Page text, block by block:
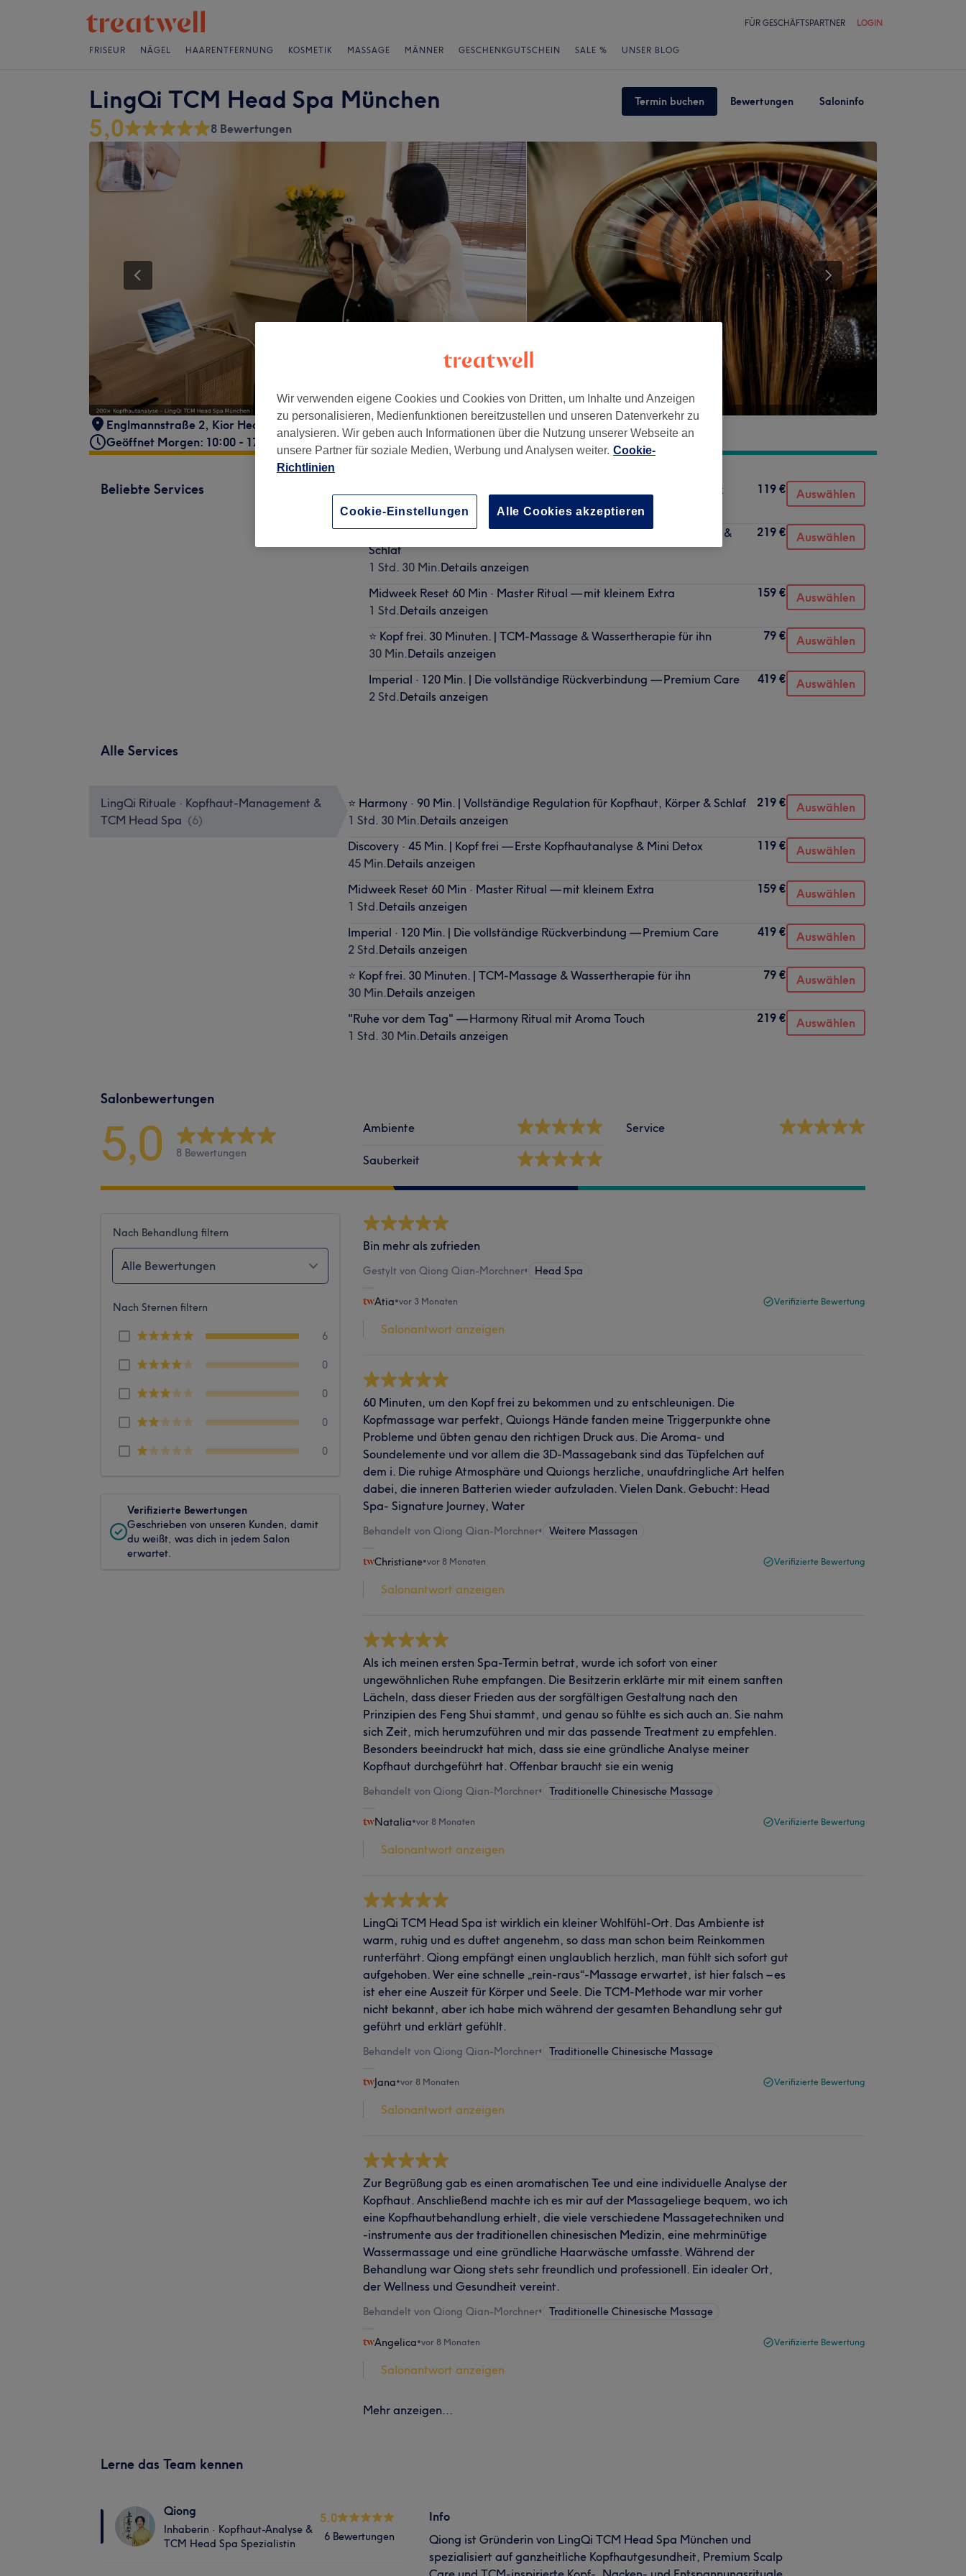
FÜR GESCHÄFTSPARTNER LOGIN
FRISEUR NÄGEL HAARENTFERNUNG KOSMETIK MASSAGE MÄNNER GESCHENKGUTSCHEIN SALE % UNSER BLOG
LingQi TCM Head Spa München Termin buchen Bewertungen Saloninfo
5,0 8 Bewertungen
Englmannstraße 2, Kior Health Center, Raum 12, München, 81673
Geöffnet Morgen: 10:00 - 17:00
Beliebte Services
Discovery · 45 Min. | Kopf frei — Erste Kopfhautanalyse & Mini Detox
45 Min.Details anzeigen
119 € Auswählen
⭐ Harmony · 90 Min. | Vollständige Regulation für Kopfhaut, Körper &
Schlaf
1 Std. 30 Min.Details anzeigen
219 € Auswählen
Midweek Reset 60 Min · Master Ritual — mit kleinem Extra
1 Std.Details anzeigen
159 € Auswählen
⭐ Kopf frei. 30 Minuten. | TCM-Massage & Wassertherapie für ihn
30 Min.Details anzeigen
79 € Auswählen
Imperial · 120 Min. | Die vollständige Rückverbindung — Premium Care
2 Std.Details anzeigen
419 € Auswählen
Alle Services
LingQi Rituale · Kopfhaut-Management &
TCM Head Spa (6)
⭐ Harmony · 90 Min. | Vollständige Regulation für Kopfhaut, Körper & Schlaf
1 Std. 30 Min.Details anzeigen
219 € Auswählen
Discovery · 45 Min. | Kopf frei — Erste Kopfhautanalyse & Mini Detox
45 Min.Details anzeigen
119 € Auswählen
Midweek Reset 60 Min · Master Ritual — mit kleinem Extra
1 Std.Details anzeigen
159 € Auswählen
Imperial · 120 Min. | Die vollständige Rückverbindung — Premium Care
2 Std.Details anzeigen
419 € Auswählen
⭐ Kopf frei. 30 Minuten. | TCM-Massage & Wassertherapie für ihn
30 Min.Details anzeigen
79 € Auswählen
"Ruhe vor dem Tag" — Harmony Ritual mit Aroma Touch
1 Std. 30 Min.Details anzeigen
219 € Auswählen
Salonbewertungen
5,0 8 Bewertungen
Ambiente
Sauberkeit
Service
Nach Behandlung filtern
Alle Bewertungen
Nach Sternen filtern
6
0
0
0
0
Verifizierte Bewertungen
Geschrieben von unseren Kunden, damit
du weißt, was dich in jedem Salon
erwartet.
Bin mehr als zufrieden
Gestylt von Qiong Qian-Morchner• Head Spa
Atia•vor 3 Monaten Verifizierte Bewertung
Salonantwort anzeigen
60 Minuten, um den Kopf frei zu bekommen und zu entschleunigen. Die
Kopfmassage war perfekt, Quiongs Hände fanden meine Triggerpunkte ohne
Probleme und übten genau den richtigen Druck aus. Die Aroma- und
Soundelemente und vor allem die 3D-Massagebank sind das Tüpfelchen auf
dem i. Die ruhige Atmosphäre und Quiongs herzliche, unaufdringliche Art helfen
dabei, die inneren Batterien wieder aufzuladen. Vielen Dank. Gebucht: Head
Spa- Signature Journey, Water
Behandelt von Qiong Qian-Morchner• Weitere Massagen
Christiane•vor 8 Monaten Verifizierte Bewertung
Salonantwort anzeigen
Als ich meinen ersten Spa-Termin betrat, wurde ich sofort von einer
ungewöhnlichen Ruhe empfangen. Die Besitzerin erklärte mir mit einem sanften
Lächeln, dass dieser Frieden aus der sorgfältigen Gestaltung nach den
Prinzipien des Feng Shui stammt, und genau so fühlte es sich auch an. Sie nahm
sich Zeit, mich herumzuführen und mir das passende Treatment zu empfehlen.
Besonders beeindruckt hat mich, dass sie eine gründliche Analyse meiner
Kopfhaut durchgeführt hat. Offenbar braucht sie ein wenig
Behandelt von Qiong Qian-Morchner• Traditionelle Chinesische Massage
Natalia•vor 8 Monaten Verifizierte Bewertung
Salonantwort anzeigen
LingQi TCM Head Spa ist wirklich ein kleiner Wohlfühl-Ort. Das Ambiente ist
warm, ruhig und es duftet angenehm, so dass man schon beim Reinkommen
runterfährt. Qiong empfängt einen unglaublich herzlich, man fühlt sich sofort gut
aufgehoben. Wer eine schnelle „rein-raus“-Massage erwartet, ist hier falsch – es
ist eher eine Auszeit für Körper und Seele. Die TCM-Methode war mir vorher
nicht bekannt, aber ich habe mich während der gesamten Behandlung sehr gut
geführt und erklärt gefühlt.
Behandelt von Qiong Qian-Morchner• Traditionelle Chinesische Massage
Jana•vor 8 Monaten Verifizierte Bewertung
Salonantwort anzeigen
Zur Begrüßung gab es einen aromatischen Tee und eine individuelle Analyse der
Kopfhaut. Anschließend machte ich es mir auf der Massageliege bequem, wo ich
eine Kopfhautbehandlung erhielt, die viele verschiedene Massagetechniken und
-instrumente aus der traditionellen chinesischen Medizin, eine mehrminütige
Wassermassage und eine gründliche Haarwäsche umfasste. Während der
Behandlung war Qiong stets sehr freundlich und professionell. Ein idealer Ort,
der Wellness und Gesundheit vereint.
Behandelt von Qiong Qian-Morchner• Traditionelle Chinesische Massage
Angelica•vor 8 Monaten Verifizierte Bewertung
Salonantwort anzeigen
Mehr anzeigen...
Lerne das Team kennen
Qiong
Inhaberin · Kopfhaut-Analyse &
TCM Head Spa Spezialistin
5.0
6 Bewertungen
Info
Qiong ist Gründerin von LingQi TCM Head Spa München und
spezialisiert auf ganzheitliche Kopfhautgesundheit, Premium Scalp
Wir verwenden eigene Cookies und Cookies von Dritten, um Inhalte und Anzeigen
zu personalisieren, Medienfunktionen bereitzustellen und unseren Datenverkehr zu
analysieren. Wir geben auch Informationen über die Nutzung unserer Webseite an
unsere Partner für soziale Medien, Werbung und Analysen weiter. Cookie-
Richtlinien
Cookie-Einstellungen Alle Cookies akzeptieren